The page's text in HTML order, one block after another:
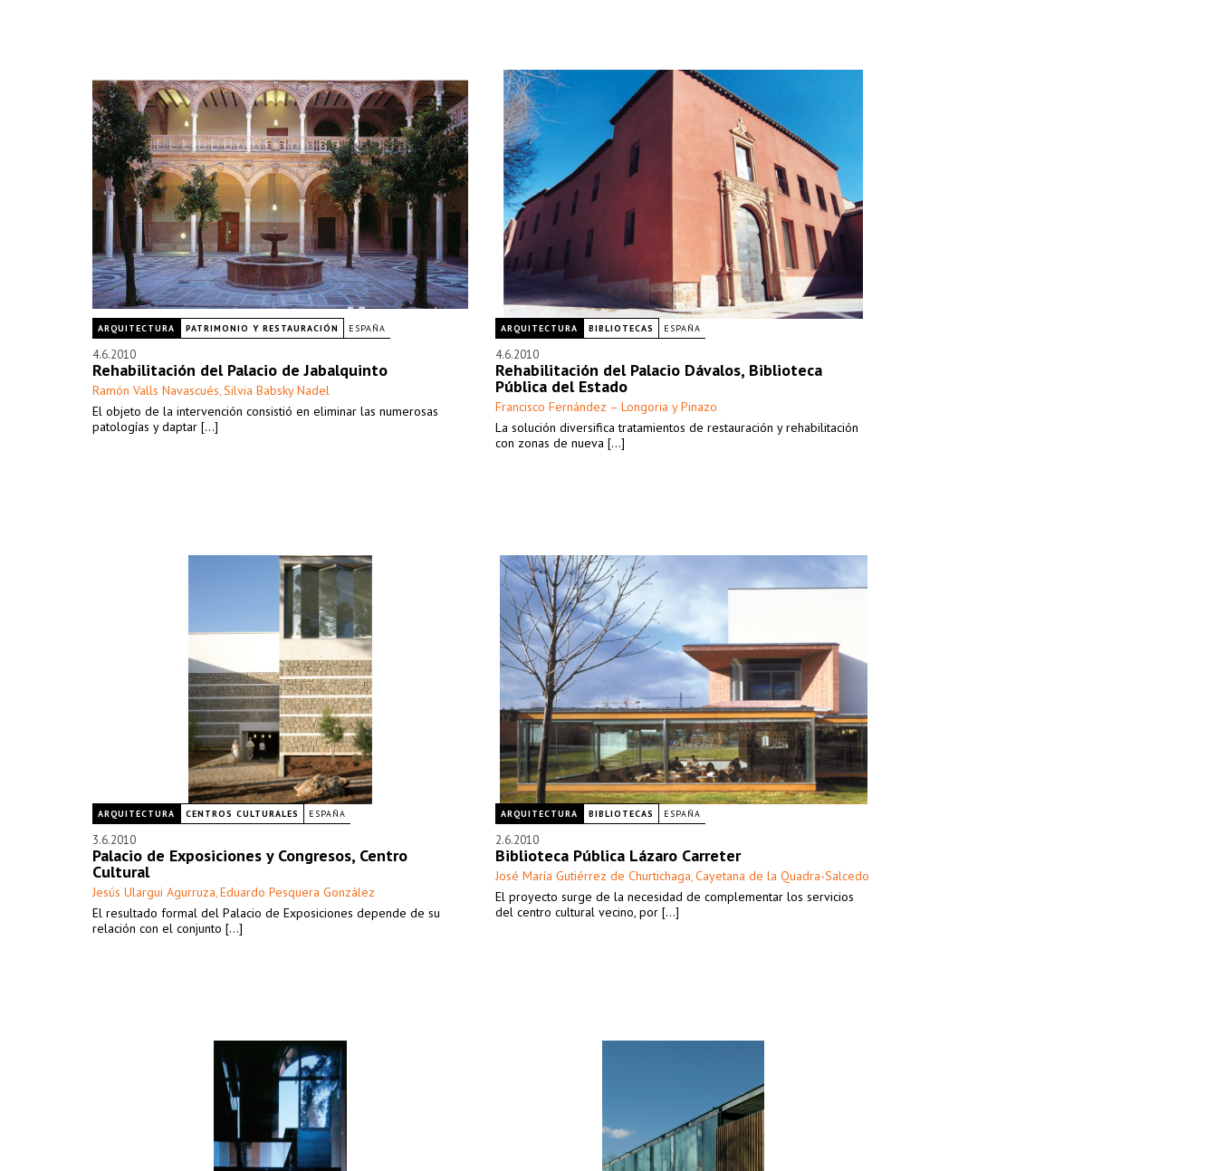
ARQUITECTURA PATRIMONIO Y RESTAURACIÓN ESPAÑA
4.6.2010
Rehabilitación del Palacio de Jabalquinto
Ramón Valls Navascués, Silvia Babsky Nadel
El objeto de la intervención consistió en eliminar las numerosas
patologías y daptar [...]
ARQUITECTURA BIBLIOTECAS ESPAÑA
4.6.2010
Rehabilitación del Palacio Dávalos, Biblioteca
Pública del Estado
Francisco Fernández – Longoria y Pinazo
La solución diversifica tratamientos de restauración y rehabilitación
con zonas de nueva [...]
ARQUITECTURA CENTROS CULTURALES ESPAÑA
3.6.2010
Palacio de Exposiciones y Congresos, Centro
Cultural
Jesús Ulargui Agurruza, Eduardo Pesquera González
El resultado formal del Palacio de Exposiciones depende de su
relación con el conjunto [...]
ARQUITECTURA BIBLIOTECAS ESPAÑA
2.6.2010
Biblioteca Pública Lázaro Carreter
José María Gutiérrez de Churtichaga, Cayetana de la Quadra-Salcedo
El proyecto surge de la necesidad de complementar los servicios
del centro cultural vecino, por [...]